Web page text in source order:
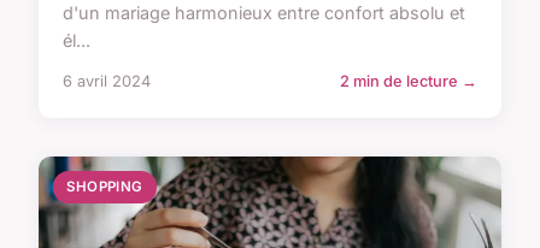
d'un mariage harmonieux entre confort absolu et
él...
6 avril 2024 2 min de lecture →
SHOPPING